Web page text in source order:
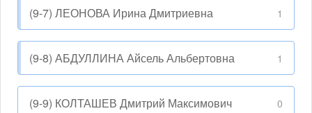
(9-7) ЛЕОНОВА Ирина Дмитриевна 1
(9-8) АБДУЛЛИНА Айсель Альбертовна 1
(9-9) КОЛТАШЕВ Дмитрий Максимович 0